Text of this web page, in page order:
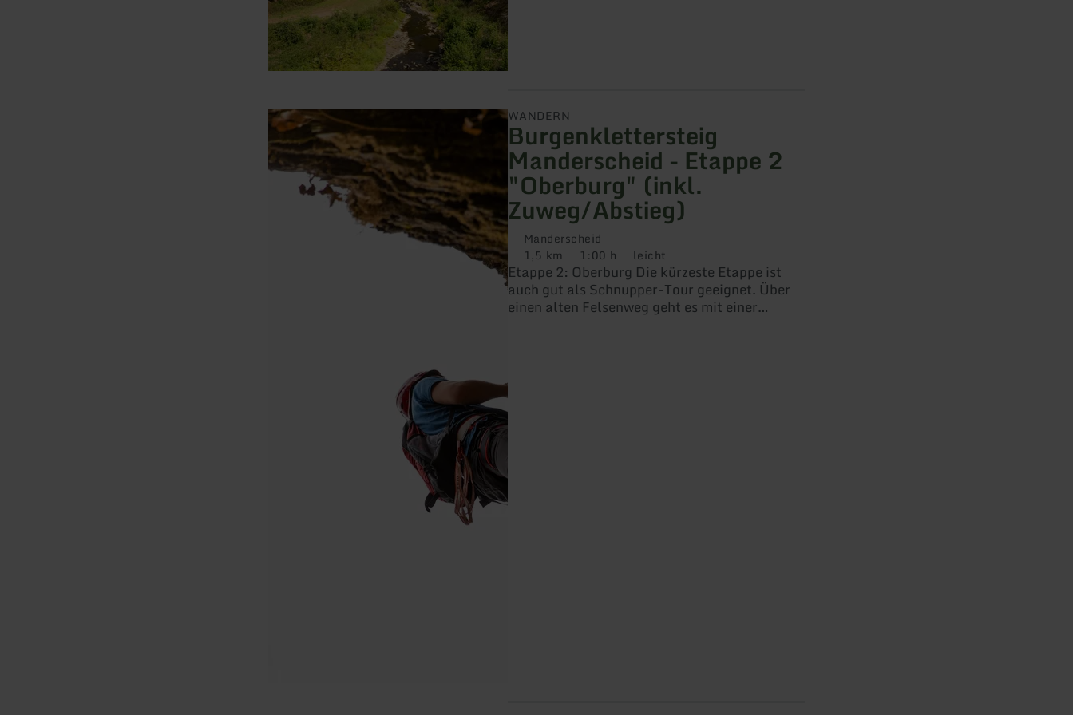
WANDERN
Burgenklettersteig
Manderscheid - Etappe 2
"Oberburg" (inkl.
Zuweg/Abstieg)
Manderscheid
Distanz:
1,5 km Dauer:
1:00 h Anforderung:
leicht
Etappe 2: Oberburg Die kürzeste Etappe ist
auch gut als Schnupper-Tour geeignet. Über
einen alten Felsenweg geht es mit einer
mehr
erfahren
zu:
Burgenklettersteig
Manderscheid
Etappe